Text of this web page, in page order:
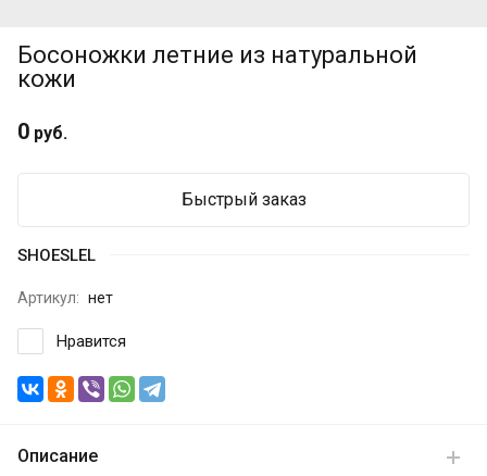
Босоножки летние из натуральной
кожи
0 руб.
Быстрый заказ
SHOESLEL
Артикул: нет
Нравится
Описание